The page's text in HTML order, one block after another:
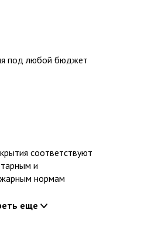
под любой бюджет
соответствуют
и
нормам
еще